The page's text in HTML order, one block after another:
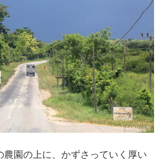
農園の上に、かずさっていく厚い